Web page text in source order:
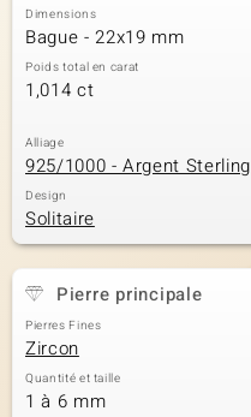
Dimensions
Bague - 22x19 mm
Poids total en carat
1,014 ct
Alliage
925/1000 - Argent Sterling
Design
Solitaire
Pierre principale
Pierres Fines
Zircon
Quantité et taille
1 à 6 mm